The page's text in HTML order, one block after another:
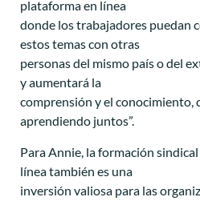
plataforma en línea
donde los trabajadores puedan
estos temas con otras
personas del mismo país o del
y aumentará la
comprensión y el conocimiento,
aprendiendo juntos”.
Para Annie, la formación
línea también es una
inversión valiosa para las